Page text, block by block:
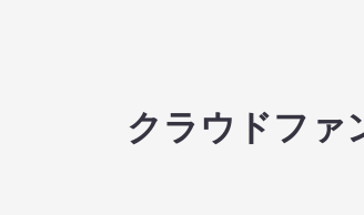
クラウドファ